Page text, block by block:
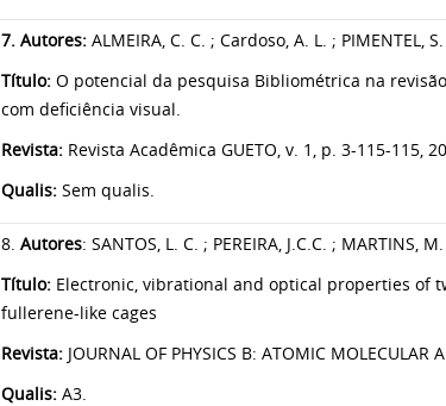
7. Autores: ALMEIRA, C. C. ; Cardoso, A. L. ; PIMENTEL, S.
Título: O potencial da pesquisa Bibliométrica na
com deficiência visual.
Revista: Revista Acadêmica GUETO, v. 1, p. 3-115-115,
Qualis: Sem qualis.
8. Autores: SANTOS, L. C. ; PEREIRA, J.C.C. ; MARTINS,
Título: Electronic, vibrational and optical properties of
fullerene-like cages
Revista: JOURNAL OF PHYSICS B: ATOMIC MOLECULAR
Qualis: A3.